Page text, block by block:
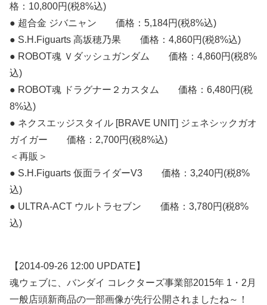
格：10,800円(税8%込)
● 超合金 ジバニャン 価格：5,184円(税8%込)
● S.H.Figuarts 高坂穂乃果 価格：4,860円(税8%込)
● ROBOT魂 Ｖダッシュガンダム 価格：4,860円(税8%
込)
● ROBOT魂 ドラグナー２カスタム 価格：6,480円(税
8%込)
● ネクスエッジスタイル [BRAVE UNIT] ジェネシックガオ
ガイガー 価格：2,700円(税8%込)
＜再販＞
● S.H.Figuarts 仮面ライダーV3 価格：3,240円(税8%
込)
● ULTRA-ACT ウルトラセブン 価格：3,780円(税8%
込)
【2014-09-26 12:00 UPDATE】
魂ウェブに、バンダイ コレクターズ事業部2015年 1・2月
一般店頭新商品の一部画像が先行公開されましたね～！